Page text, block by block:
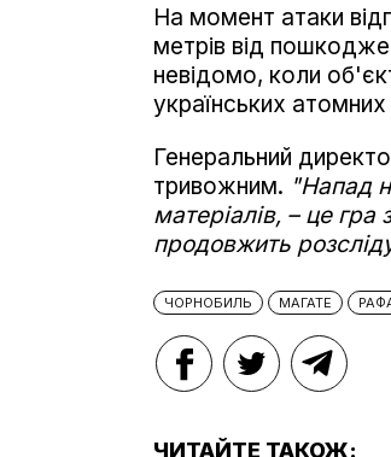
На момент атаки
метрів від
невідомо, коли
українських
Генеральний
тривожним. "Напад
матеріалів, – це гра
продовжить
ЧОРНОБИЛЬ МАГАТЕ
ЧИТАЙТЕ ТАКОЖ: